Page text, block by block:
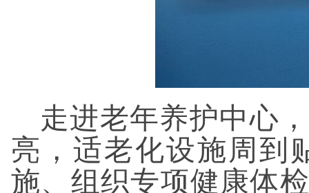
走进老年养护中心
亮，适老化设施周到
施、组织专项健康体